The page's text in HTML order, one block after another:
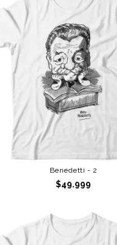
Benedetti - 2
$49.999